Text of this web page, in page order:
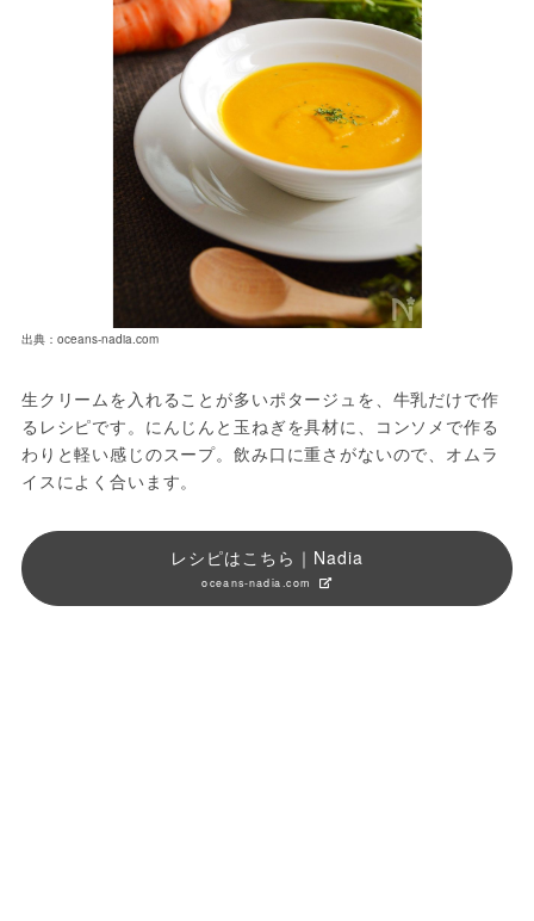
出典：oceans-nadia.com
生クリームを入れることが多いポタージュを、牛乳だけで作
るレシピです。にんじんと玉ねぎを具材に、コンソメで作る
わりと軽い感じのスープ。飲み口に重さがないので、オムラ
イスによく合います。
レシピはこちら｜Nadia
oceans-nadia.com